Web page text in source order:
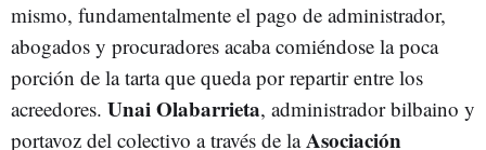
mismo, fundamentalmente el pago de administrador,
abogados y procuradores acaba comiéndose la poca
porción de la tarta que queda por repartir entre los
acreedores. Unai Olabarrieta, administrador bilbaino y
portavoz del colectivo a través de laAsociación